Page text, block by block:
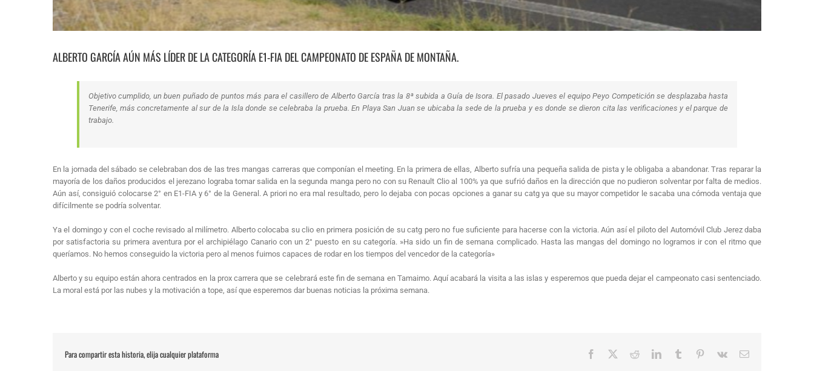
ALBERTO GARCÍA AÚN MÁS LÍDER DE LA CATEGORÍA E1-FIA DEL CAMPEONATO DE ESPAÑA DE MONTAÑA.
Objetivo cumplido, un buen puñado de puntos más para el casillero de Alberto García tras la 8ª subida a Guía de Isora. El pasado Jueves el equipo Peyo Competición se desplazaba hasta
Tenerife, más concretamente al sur de la Isla donde se celebraba la prueba. En Playa San Juan se ubicaba la sede de la prueba y es donde se dieron cita las verificaciones y el parque de
trabajo.
En la jornada del sábado se celebraban dos de las tres mangas carreras que componían el meeting. En la primera de ellas, Alberto sufría una pequeña salida de pista y le obligaba a abandonar. Tras reparar la
mayoría de los daños producidos el jerezano lograba tomar salida en la segunda manga pero no con su Renault Clio al 100% ya que sufrió daños en la dirección que no pudieron solventar por falta de medios.
Aún así, consiguió colocarse 2° en E1-FIA y 6° de la General. A priori no era mal resultado, pero lo dejaba con pocas opciones a ganar su catg ya que su mayor competidor le sacaba una cómoda ventaja que
difícilmente se podría solventar.
Ya el domingo y con el coche revisado al milímetro. Alberto colocaba su clio en primera posición de su catg pero no fue suficiente para hacerse con la victoria. Aún así el piloto del Automóvil Club Jerez daba
por satisfactoria su primera aventura por el archipiélago Canario con un 2° puesto en su categoría. »Ha sido un fin de semana complicado. Hasta las mangas del domingo no logramos ir con el ritmo que
queríamos. No hemos conseguido la victoria pero al menos fuimos capaces de rodar en los tiempos del vencedor de la categoría»
Alberto y su equipo están ahora centrados en la prox carrera que se celebrará este fin de semana en Tamaimo. Aquí acabará la visita a las islas y esperemos que pueda dejar el campeonato casi sentenciado.
La moral está por las nubes y la motivación a tope, así que esperemos dar buenas noticias la próxima semana.
Para compartir esta historia, elija cualquier plataforma Facebook RedditLinkedInTumblr Pinterest
Vk
Correo